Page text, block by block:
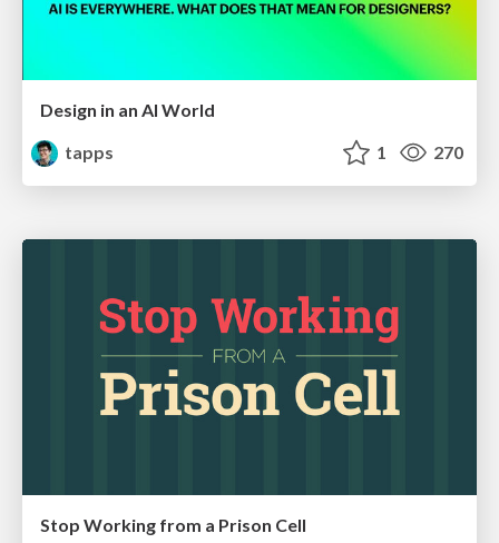
Design in an AI World
tapps
1 270
Stop Working from a Prison Cell